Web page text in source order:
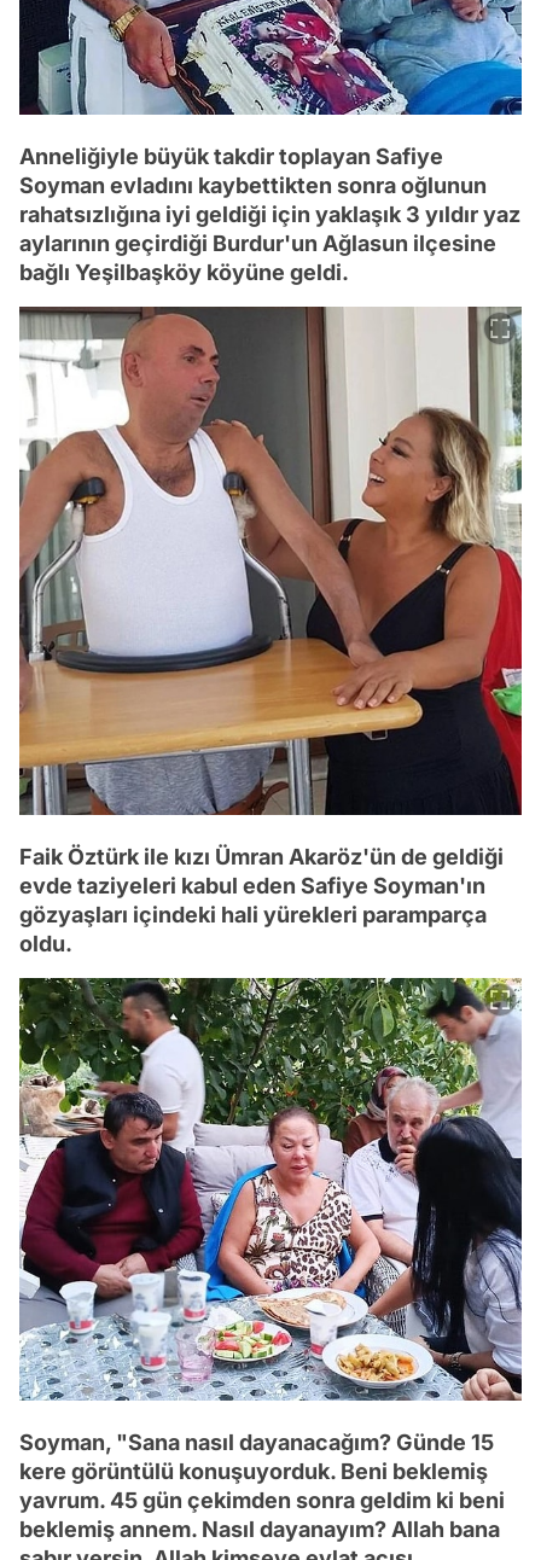
Anneliğiyle büyük takdir toplayan Safiye
Soyman evladını kaybettikten sonra oğlunun
rahatsızlığına iyi geldiği için yaklaşık 3 yıldır yaz
aylarının geçirdiği Burdur'un Ağlasun ilçesine
bağlı Yeşilbaşköy köyüne geldi.
Faik Öztürk ile kızı Ümran Akaröz'ün de geldiği
evde taziyeleri kabul eden Safiye Soyman'ın
gözyaşları içindeki hali yürekleri paramparça
oldu.
Soyman, "Sana nasıl dayanacağım? Günde 15
kere görüntülü konuşuyorduk. Beni beklemiş
yavrum. 45 gün çekimden sonra geldim ki beni
beklemiş annem. Nasıl dayanayım? Allah bana